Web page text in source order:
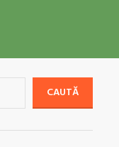
CAUTĂ